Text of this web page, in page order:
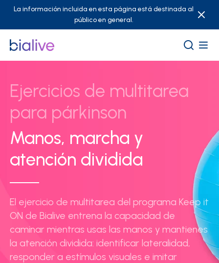
La información incluida en esta página está destinada al
público en general.
Ejercicios de multitarea
para párkinson
Manos, marcha y
atención dividida
El ejercicio de multitarea del programa Keep it
ON de Bialive entrena la capacidad de
caminar mientras usas las manos y mantienes
la atención dividida: identificar lateralidad,
responder a estímulos visuales e imitar